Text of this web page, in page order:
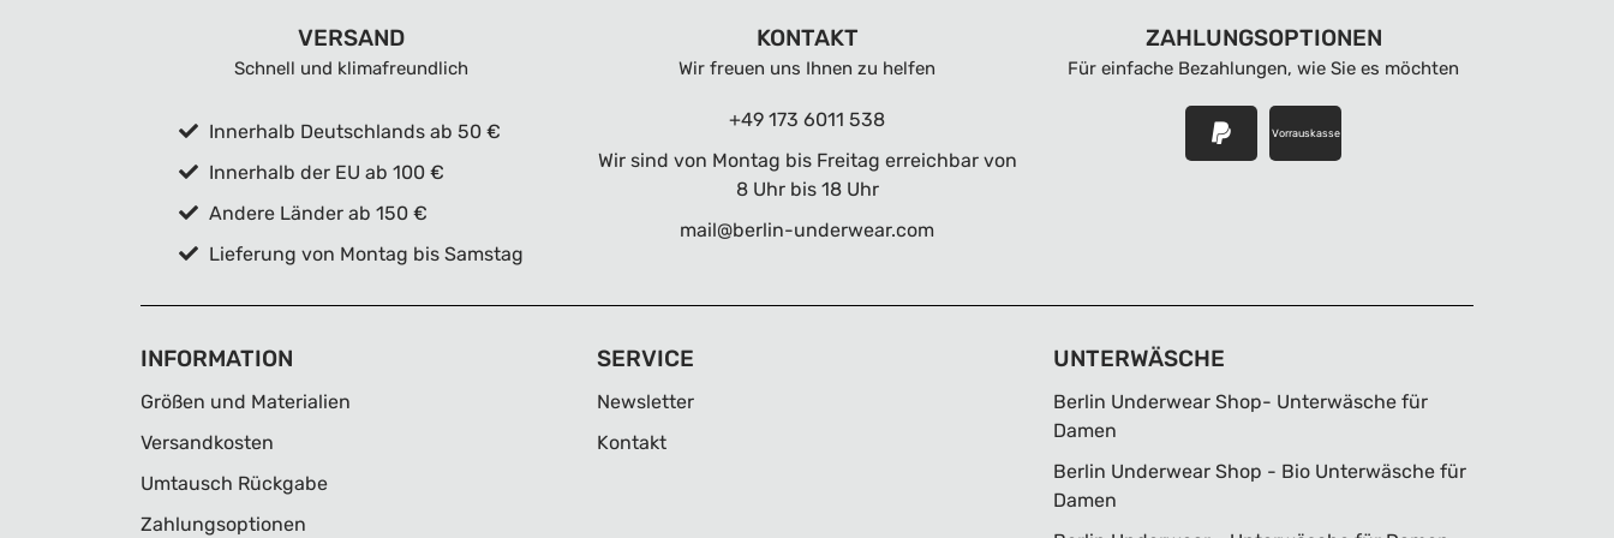
VERSAND
Schnell und klimafreundlich
Innerhalb Deutschlands ab 50 €
Innerhalb der EU ab 100 €
Andere Länder ab 150 €
Lieferung von Montag bis Samstag
KONTAKT
Wir freuen uns Ihnen zu helfen
+49 173 6011 538
Wir sind von Montag bis Freitag erreichbar von
8 Uhr bis 18 Uhr
mail@berlin-underwear.com
ZAHLUNGSOPTIONEN
Für einfache Bezahlungen, wie Sie es möchten
Vorrauskasse
INFORMATION
Größen und Materialien
Versandkosten
Umtausch Rückgabe
Zahlungsoptionen
SERVICE
Newsletter
Kontakt
UNTERWÄSCHE
Berlin Underwear Shop- Unterwäsche für
Damen
Berlin Underwear Shop - Bio Unterwäsche für
Damen